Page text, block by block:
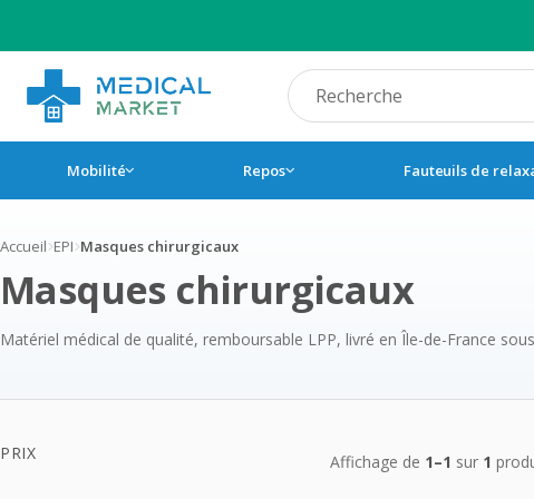
Recherche produit
Mobilité Repos Fauteuils de
Accueil EPI Masques chirurgicaux
Masques chirurgicaux
Matériel médical de qualité, remboursable LPP, livré en Île-de-France
PRIX Produits
Affichage de 1–1 sur 1